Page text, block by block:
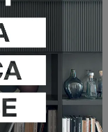
VEDI DI PIÙ